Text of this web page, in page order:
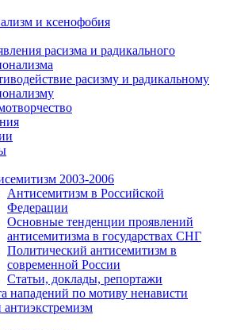
и ксенофобия
расизма и радикального
расизму и радикальному
2003-2006
Антисемитизм в Российской
Федерации
Основные тенденции проявлений
антисемитизма в государствах СНГ
Политический антисемитизм в
современной России
Статьи, доклады, репортажи
нападений по мотиву ненависти